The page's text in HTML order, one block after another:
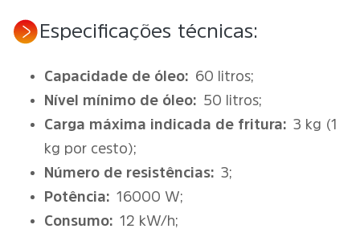
Especificações técnicas:
Capacidade de óleo: 60 litros;
Nível mínimo de óleo: 50 litros;
Carga máxima indicada de fritura: 3 kg (1
kg por cesto);
Número de resistências: 3;
Potência: 16000 W;
Consumo: 12 kW/h;